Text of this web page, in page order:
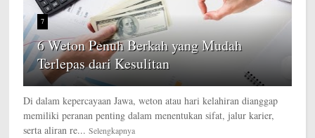
7
6 Weton Penuh Berkah yang Mudah
Terlepas dari Kesulitan
Di dalam kepercayaan Jawa, weton atau hari kelahiran dianggap
memiliki peranan penting dalam menentukan sifat, jalur karier,
serta aliran re... Selengkapnya